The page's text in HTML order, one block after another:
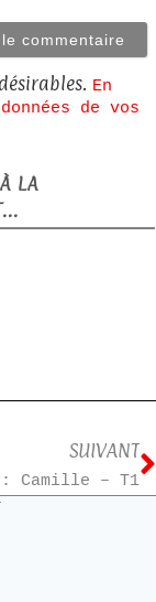
En
de vos
LA
SUIVANT
: Camille – T1